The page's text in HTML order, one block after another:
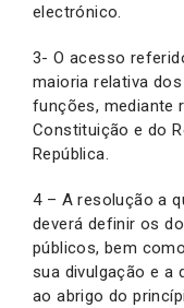
electrónico.
3- O acesso
maioria relativa
funções, mediante
Constituição e do
República.
4 – A resolução a
deverá definir os
públicos, bem
sua divulgação e a
ao abrigo do